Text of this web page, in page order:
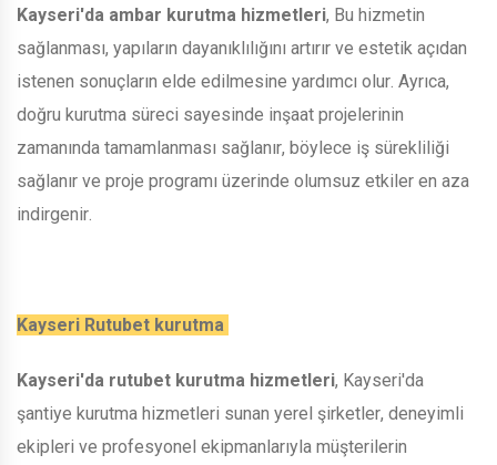
Kayseri'da ambar kurutma hizmetleri, Bu hizmetin
sağlanması, yapıların dayanıklılığını artırır ve estetik açıdan
istenen sonuçların elde edilmesine yardımcı olur. Ayrıca,
doğru kurutma süreci sayesinde inşaat projelerinin
zamanında tamamlanması sağlanır, böylece iş sürekliliği
sağlanır ve proje programı üzerinde olumsuz etkiler en aza
indirgenir.
Kayseri Rutubet kurutma
Kayseri'da rutubet kurutma hizmetleri, Kayseri'da
şantiye kurutma hizmetleri sunan yerel şirketler, deneyimli
ekipleri ve profesyonel ekipmanlarıyla müşterilerin